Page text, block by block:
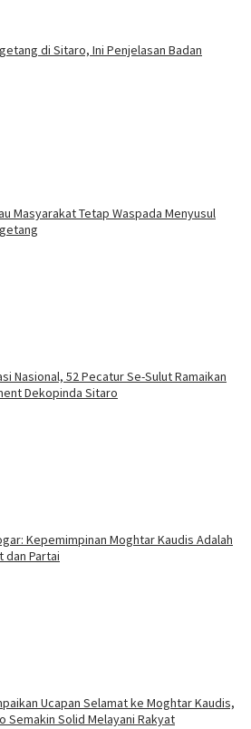
di Sitaro, Ini Penjelasan Badan
Masyarakat Tetap Waspada Menyusul
Nasional, 52 Pecatur Se-Sulut Ramaikan
Dekopinda Sitaro
Kepemimpinan Moghtar Kaudis Adalah
dan Partai
Ucapan Selamat ke Moghtar Kaudis,
Semakin Solid Melayani Rakyat